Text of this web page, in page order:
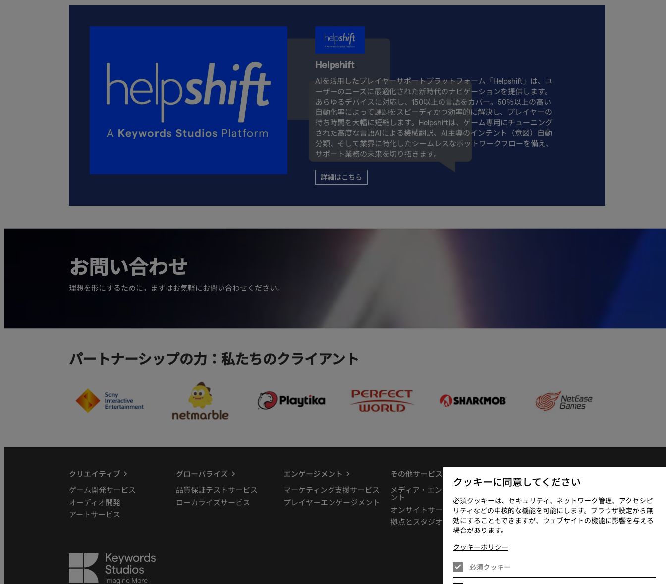
Helpshift
AIを活用したプレイヤーサポートプラットフォーム「Helpshift」は、ユ
ーザーのニーズに最適化された新時代のナビゲーションを提供します。
あらゆるデバイスに対応し、150以上の言語をカバー。50％以上の高い
自動化率によって課題をスピーディかつ効率的に解決し、プレイヤーの
待ち時間を大幅に短縮します。Helpshiftは、ゲーム専用にチューニング
された高度な言語AIによる機械翻訳、AI主導のインテント（意図）自動
分類、そして業界に特化したシームレスなボットワークフローを備え、
サポート業務の未来を切り拓きます。
詳細はこちら
お問い合わせ
理想を形にするために。まずはお気軽にお問い合わせください。
パートナーシップの力：私たちのクライアント
クリエイティブ
ゲーム開発サービス
オーディオ開発
アートサービス
グローバライズ
品質保証テストサービス
ローカライズサービス
エンゲージメント
マーケティング支援サービス
プレイヤーエンゲージメント
その他サービス
メディア・エンターテインメ
ント
オンサイトサービス
拠点とスタジオ
Keywords
Studios
クッキーに同意してください
必須クッキーは、セキュリティ、ネットワーク管理、アクセシビ
リティなどの中核的な機能を可能にします。ブラウザ設定から無
効にすることもできますが、ウェブサイトの機能に影響を与える
場合があります。
クッキーポリシー
必須クッキー